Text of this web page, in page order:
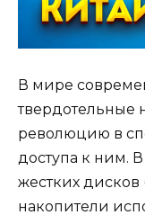
В мире
твердотельные
революцию в
доступа к ним.
жестких дисков
накопители